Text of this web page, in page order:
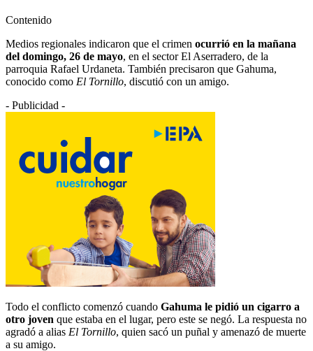
Contenido
Medios regionales indicaron que el crimen ocurrió en la mañana
del domingo, 26 de mayo, en el sector El Aserradero, de la
parroquia Rafael Urdaneta. También precisaron que Gahuma,
conocido como El Tornillo, discutió con un amigo.
- Publicidad -
Todo el conflicto comenzó cuando Gahuma le pidió un cigarro a
otro joven que estaba en el lugar, pero este se negó. La respuesta no
agradó a alias El Tornillo, quien sacó un puñal y amenazó de muerte
a su amigo.